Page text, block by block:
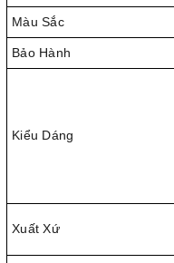
Màu Sắc
Bảo Hành
Kiểu Dáng
Xuất Xứ